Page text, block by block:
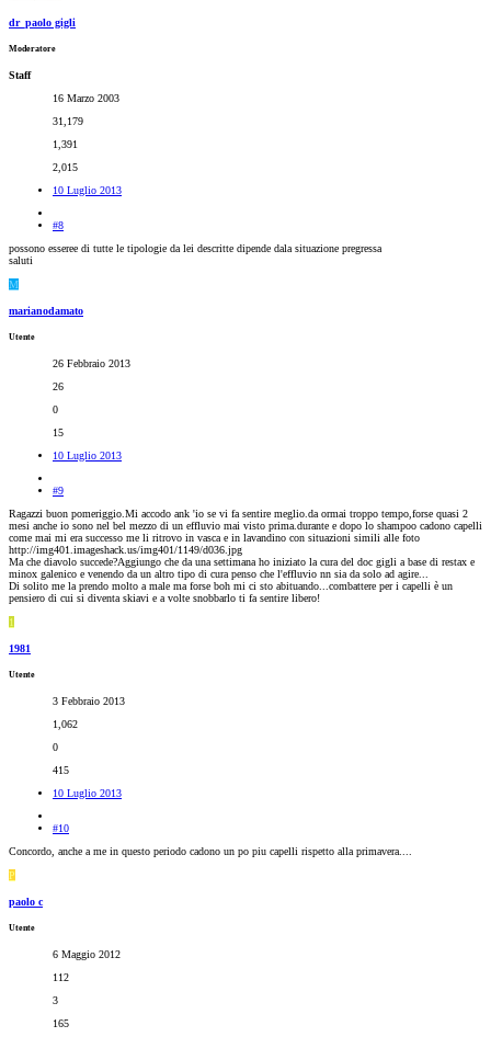
dr_paolo gigli
Moderatore
Staff
16 Marzo 2003
31,179
1,391
2,015
10 Luglio 2013
#8
possono esseree di tutte le tipologie da lei descritte dipende dala situazione pregressa
saluti
M
marianodamato
Utente
26 Febbraio 2013
26
0
15
10 Luglio 2013
#9
Ragazzi buon pomeriggio.Mi accodo ank 'io se vi fa sentire meglio.da ormai troppo tempo,forse quasi 2
mesi anche io sono nel bel mezzo di un effluvio mai visto prima.durante e dopo lo shampoo cadono capelli
come mai mi era successo me li ritrovo in vasca e in lavandino con situazioni simili alle foto
http://img401.imageshack.us/img401/1149/d036.jpg
Ma che diavolo succede?Aggiungo che da una settimana ho iniziato la cura del doc gigli a base di restax e
minox galenico e venendo da un altro tipo di cura penso che l'effluvio nn sia da solo ad agire...
Di solito me la prendo molto a male ma forse boh mi ci sto abituando...combattere per i capelli è un
pensiero di cui si diventa skiavi e a volte snobbarlo ti fa sentire libero!
1
1981
Utente
3 Febbraio 2013
1,062
0
415
10 Luglio 2013
#10
Concordo, anche a me in questo periodo cadono un po piu capelli rispetto alla primavera....
P
paolo c
Utente
6 Maggio 2012
112
3
165